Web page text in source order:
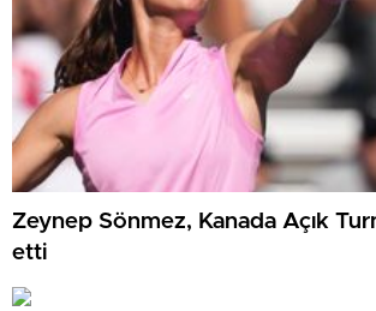
Zeynep Sönmez, Kanada Açık
etti